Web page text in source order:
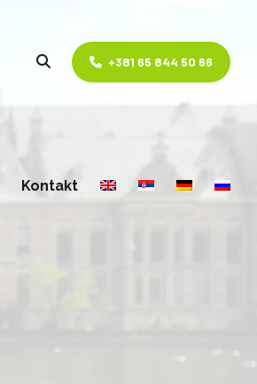
+381 65 844 50 66
Kontakt